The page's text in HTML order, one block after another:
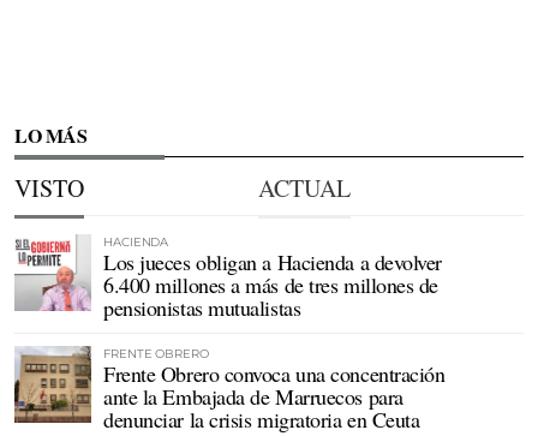
LO MÁS
VISTO ACTUAL
HACIENDA
Los jueces obligan a Hacienda a devolver
6.400 millones a más de tres millones de
pensionistas mutualistas
FRENTE OBRERO
Frente Obrero convoca una concentración
ante la Embajada de Marruecos para
denunciar la crisis migratoria en Ceuta